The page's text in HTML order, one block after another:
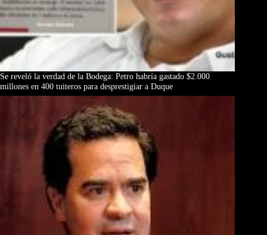
Se reveló la verdad de la Bodega: Petro habría gastado $2.000
millones en 400 tuiteros para desprestigiar a Duque